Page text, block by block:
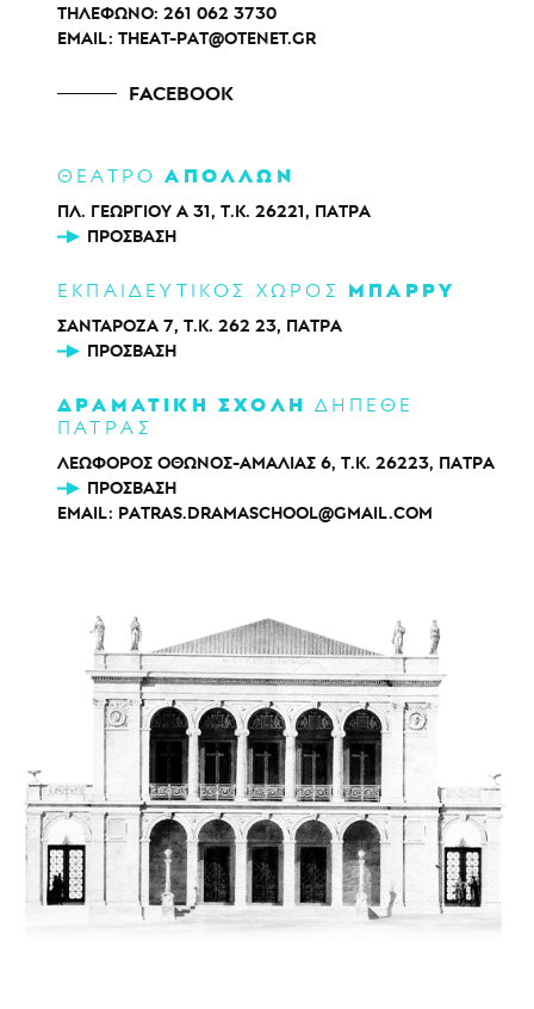
ΤΗΛΕΦΩΝΟ: 261 062 3730
EMAIL: THEAT-PAT@OTENET.GR
FACEBOOK
ΘΕΑΤΡΟΑΠΟΛΛΩΝ
ΠΛ. ΓΕΩΡΓΙΟΥ Α 31, Τ.Κ. 26221, ΠΑΤΡΑ
ΠΡΌΣΒΑΣΗ
ΕΚΠΑΙΔΕΥΤΙΚΟΣ ΧΩΡΟΣ ΜΠΑΡΡΥ
ΣΑΝΤΑΡΟΖΑ 7, Τ.Κ. 262 23, ΠΑΤΡΑ
ΠΡΌΣΒΑΣΗ
ΔΡΑΜΑΤΙΚΗ ΣΧΟΛΗ ΔΗΠΕΘΕ
ΠΑΤΡΑΣ
ΛΕΩΦΟΡΟΣ ΟΘΩΝΟΣ-ΑΜΑΛΙΑΣ 6, Τ.Κ. 26223, ΠΑΤΡΑ
ΠΡΌΣΒΑΣΗ
EMAIL: PATRAS.DRAMASCHOOL@GMAIL.COM